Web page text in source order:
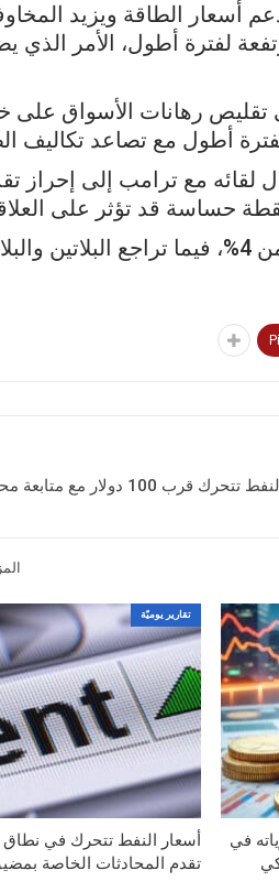
أسعار الطاقة ويزيد
لفترة أطول، الأمر
تقليص رهانات الأسواق
أطول مع تصاعد تكاليف
لقائه مع ترامب إلى إحراز
حساسة قد تؤثر على
أما على صعيد المعادن النفيسة الأخرى، فقد هبطت الفضة بأكثر من 4%،
أسعار النفط تتحرك قرب 100
في
تقارير يوميّة
أسعار النفط تتحرك في
تقدم المحادثات الخاصة